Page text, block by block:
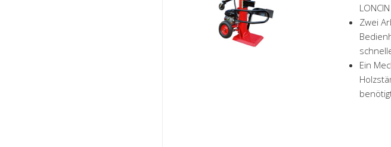
Zwei
Ein